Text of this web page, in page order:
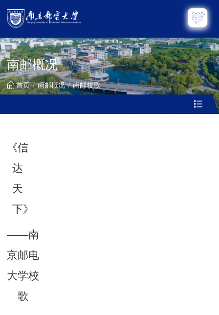
关闭
南邮概况
首页 南邮概况 南邮校歌
《信
达
天
下》
——南
京邮电
大学校
歌